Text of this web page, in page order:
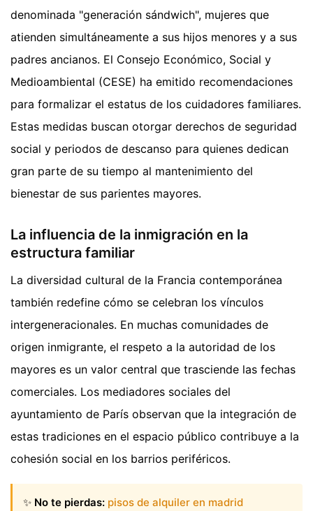
denominada "generación sándwich", mujeres que
atienden simultáneamente a sus hijos menores y a sus
padres ancianos. El Consejo Económico, Social y
Medioambiental (CESE) ha emitido recomendaciones
para formalizar el estatus de los cuidadores familiares.
Estas medidas buscan otorgar derechos de seguridad
social y periodos de descanso para quienes dedican
gran parte de su tiempo al mantenimiento del
bienestar de sus parientes mayores.
La influencia de la inmigración en la
estructura familiar
La diversidad cultural de la Francia contemporánea
también redefine cómo se celebran los vínculos
intergeneracionales. En muchas comunidades de
origen inmigrante, el respeto a la autoridad de los
mayores es un valor central que trasciende las fechas
comerciales. Los mediadores sociales del
ayuntamiento de París observan que la integración de
estas tradiciones en el espacio público contribuye a la
cohesión social en los barrios periféricos.
✨ No te pierdas: pisos de alquiler en madrid